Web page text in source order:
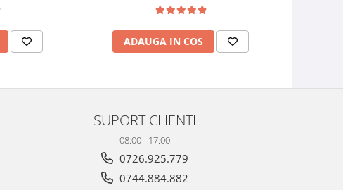
ADAUGA IN COS
SUPORT CLIENTI
08:00 - 17:00
0726.925.779
0744.884.882